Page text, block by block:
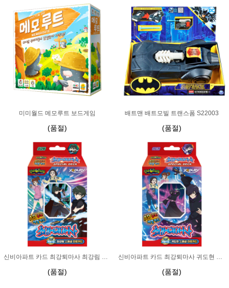
미미월드 메모루트 보드게임
(품절)
배트맨 배트모빌 트랜스폼 S22003
(품절)
신비아파트 카드 최강퇴마사 최강림 스페셜덱
(품절)
신비아파트 카드 최강퇴마사 귀도현 스페셜덱
(품절)